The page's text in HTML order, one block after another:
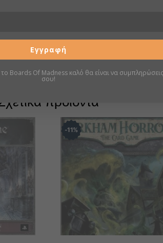
Σελίδα boardgamegeek
προϊόντα
11%
Εγγραφή
το Boards Of Madness καλό θα είναι να
σου!